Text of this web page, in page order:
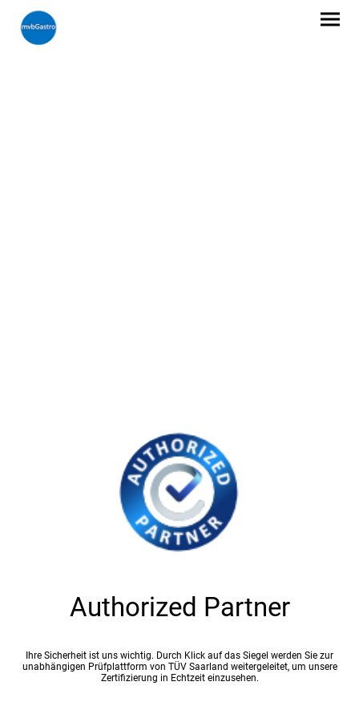
Authorized Partner
Ihre Sicherheit ist uns wichtig. Durch Klick auf das Siegel werden Sie zur
unabhängigen Prüfplattform von TÜV Saarland weitergeleitet, um unsere
Zertifizierung in Echtzeit einzusehen.